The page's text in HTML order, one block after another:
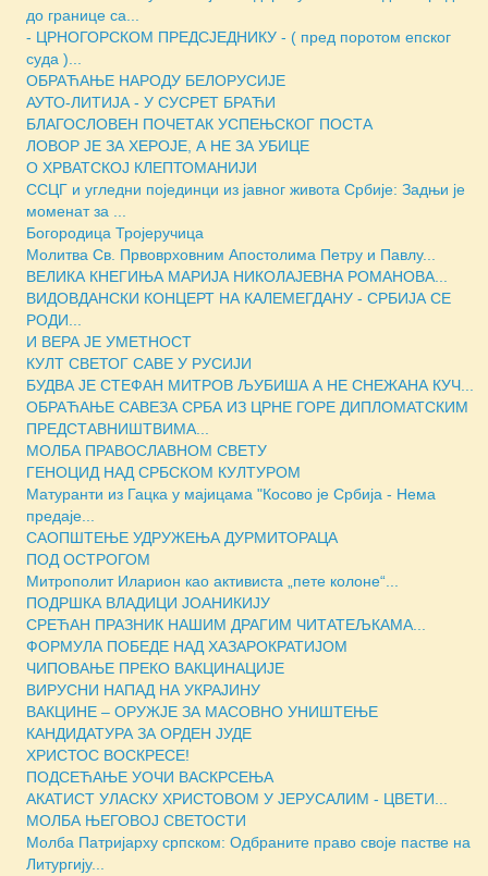
до границе са...
- ЦРНОГОРСКОМ ПРЕДСЈЕДНИКУ - ( пред поротом епског
суда )...
ОБРАЋАЊЕ НАРОДУ БЕЛОРУСИЈЕ
АУТО-ЛИТИЈА - У СУСРЕТ БРАЋИ
БЛАГОСЛОВЕН ПОЧЕТАК УСПЕЊСКОГ ПОСТА
ЛОВОР ЈЕ ЗА ХЕРОЈЕ, А НЕ ЗА УБИЦЕ
О ХРВАТСКОЈ КЛЕПТОМАНИЈИ
ССЦГ и угледни појединци из јавног живота Србије: Задњи је
моменат за ...
Богородица Тројеручица
Молитва Св. Првоврховним Апостолима Петру и Павлу...
ВЕЛИКА КНЕГИЊА МАРИЈА НИКОЛАЈЕВНА РОМАНОВА...
ВИДОВДАНСКИ КОНЦЕРТ НА КАЛЕМЕГДАНУ - СРБИЈА СЕ
РОДИ...
И ВЕРА ЈЕ УМЕТНОСТ
КУЛТ СВЕТОГ САВЕ У РУСИЈИ
БУДВА ЈЕ СТЕФАН МИТРОВ ЉУБИША А НЕ СНЕЖАНА КУЧ...
ОБРАЋАЊЕ САВЕЗА СРБА ИЗ ЦРНЕ ГОРЕ ДИПЛОМАТСКИМ
ПРЕДСТАВНИШТВИМА...
МОЛБА ПРАВОСЛАВНОМ СВЕТУ
ГЕНОЦИД НАД СРБСКОМ КУЛТУРОМ
Матуранти из Гацка у мајицама "Косово је Србија - Нема
предаје...
САОПШТЕЊЕ УДРУЖЕЊА ДУРМИТОРАЦА
ПОД ОСТРОГОМ
Митрополит Иларион као активиста „пете колоне“...
ПОДРШКА ВЛАДИЦИ ЈОАНИКИЈУ
СРЕЋАН ПРАЗНИК НАШИМ ДРАГИМ ЧИТАТЕЉКАМА...
ФОРМУЛА ПОБЕДЕ НАД ХАЗАРОКРАТИЈОМ
ЧИПОВАЊЕ ПРЕКО ВАКЦИНАЦИЈЕ
ВИРУСНИ НАПАД НА УКРАЈИНУ
ВАКЦИНЕ – ОРУЖЈЕ ЗА МАСOВНО УНИШТЕЊЕ
КАНДИДАТУРА ЗА ОРДЕН ЈУДЕ
ХРИСТОС ВОСКРЕСЕ!
ПОДСЕЋАЊЕ УОЧИ ВАСКРСЕЊА
АКАТИСТ УЛАСКУ ХРИСТОВОМ У ЈЕРУСАЛИМ - ЦВЕТИ...
МОЛБА ЊЕГОВОЈ СВЕТОСТИ
Молба Патријарху српском: Одбраните право своје пастве на
Литургију...